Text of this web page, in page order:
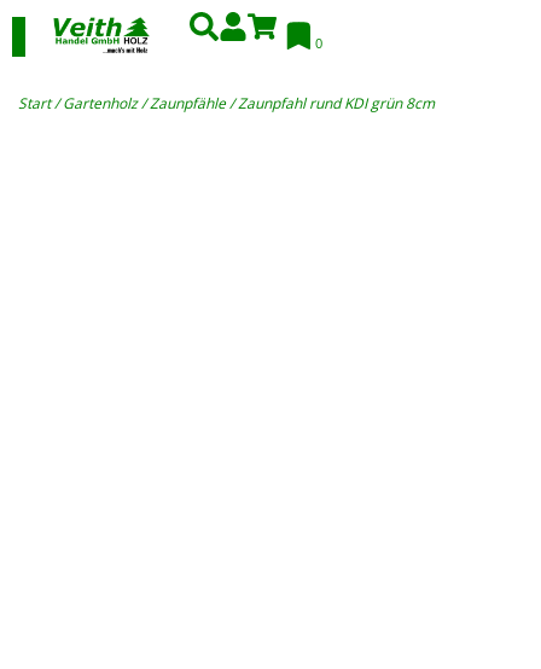
0
Start/Gartenholz/Zaunpfähle/ Zaunpfahl rund KDI grün 8cm